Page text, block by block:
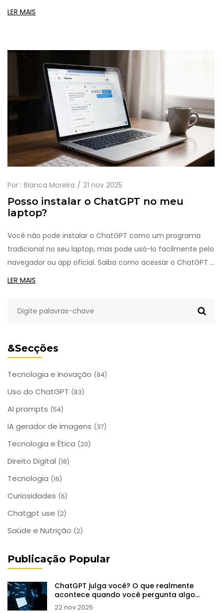
&Secções
Tecnologia e Inovação (84)
Uso do ChatGPT (83)
AI prompts (54)
IA gerador de imagens (37)
Tecnologia e Ética (20)
Direito Digital (18)
Tecnologia (16)
Curiosidades (6)
Chatgpt use (2)
Saúde e Nutrição (2)
Publicação Popular
ChatGPT julga você? O que realmente
acontece quando você pergunta algo
sensível
22 nov 2025
ser o ChatGPT oficial.
LER MAIS
Por : Bianca Moreira 21 nov 2025
Posso instalar o ChatGPT no meu
laptop?
Você não pode instalar o ChatGPT como um programa
tradicional no seu laptop, mas pode usá-lo facilmente pelo
navegador ou app oficial. Saiba como acessar o ChatGPT e
alternativas offline.
LER MAIS